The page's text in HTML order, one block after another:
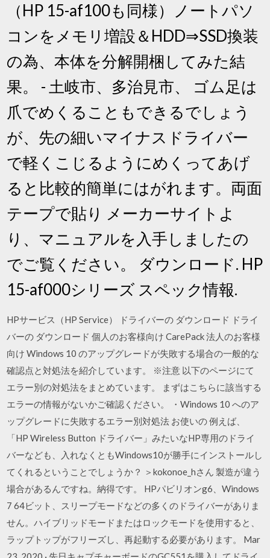
（HP 15-af100も同様）ノートパソ
コンをメモリ増設＆HDD⇒SSD換装
の為、本体を分解開梱してみた結
果。 - 土岐市、多治見市、 ゴム足は
爪でめくることもできるでしょう
が、先の細いマイナスドライバー
で軽くこじるようにめくってあげ
ると比較的簡単にはがれます。両面
テープで貼り メーカーサイトよ
り、マニュアルを入手しましたの
でご覧ください。 ダウンロード. HP
15-af000シリーズ スペック情報.
HPサービス（HP Service） ドライバーの ダウンロード ドライ
バーの ダウンロード 個人のお客様向け CarePack 法人のお客様
向け Windows 10 のアップグレードが失敗する場合の一般的な
確認点と対処法を紹介しています。 ※注意 以下のページにて
エラー別の対処法をまとめています。 まずはこちらに該当する
エラーの情報がないかご確認ください。 ・Windows 10 へのア
ップグレードに失敗するエラー別対処法 お使いの 例えば、
「HP Wireless Button ドライバー」みたいなHP専用のドライ
バーなども、入れなくともWindows10が勝手にインストールし
てくれるということでしょうか？ ＞kokonoe_hさん 製造が違う
場合があるんですね。納得です。 HPパビリオンg6、Windows
7 64ビット、スリープモードなどの多くのドライバーがありま
せん。ハイブリッドモードまたはロックモードを使用すると、
ラップトップがフリーズし、再起動する必要があります。 Mar